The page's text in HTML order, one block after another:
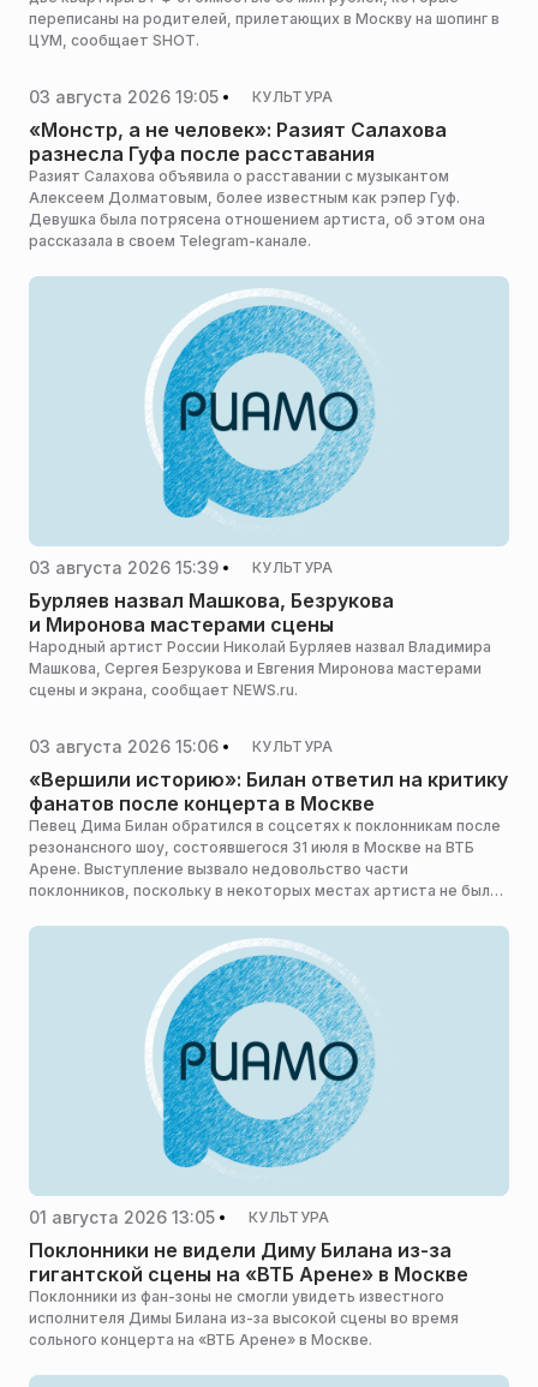
переписаны на родителей, прилетающих в Москву на шопинг в
ЦУМ, сообщает SHOT.
03 августа 2026 19:05 КУЛЬТУРА
«Монстр, а не человек»: Разият Салахова
разнесла Гуфа после расставания
Разият Салахова объявила о расставании с музыкантом
Алексеем Долматовым, более известным как рэпер Гуф.
Девушка была потрясена отношением артиста, об этом она
рассказала в своем Telegram-канале.
03 августа 2026 15:39 КУЛЬТУРА
Бурляев назвал Машкова, Безрукова
и Миронова мастерами сцены
Народный артист России Николай Бурляев назвал Владимира
Машкова, Сергея Безрукова и Евгения Миронова мастерами
сцены и экрана, сообщает NEWS.ru.
03 августа 2026 15:06 КУЛЬТУРА
«Вершили историю»: Билан ответил на критику
фанатов после концерта в Москве
Певец Дима Билан обратился в соцсетях к поклонникам после
резонансного шоу, состоявшегося 31 июля в Москве на ВТБ
Арене. Выступление вызвало недовольство части
поклонников, поскольку в некоторых местах артиста не было
01 августа 2026 13:05 КУЛЬТУРА
Поклонники не видели Диму Билана из-за
гигантской сцены на «ВТБ Арене» в Москве
Поклонники из фан-зоны не смогли увидеть известного
исполнителя Димы Билана из-за высокой сцены во время
сольного концерта на «ВТБ Арене» в Москве.